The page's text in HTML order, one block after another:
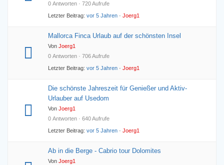
0 Antworten · 720 Aufrufe
Letzter Beitrag: vor 5 Jahren · Joerg1
Mallorca Finca Urlaub auf der schönsten Insel
Von Joerg1
0 Antworten · 706 Aufrufe
Letzter Beitrag: vor 5 Jahren · Joerg1
Die schönste Jahreszeit für Genießer und Aktiv-
Urlauber auf Usedom
Von Joerg1
0 Antworten · 640 Aufrufe
Letzter Beitrag: vor 5 Jahren · Joerg1
Ab in die Berge - Cabrio tour Dolomites
Von Joerg1